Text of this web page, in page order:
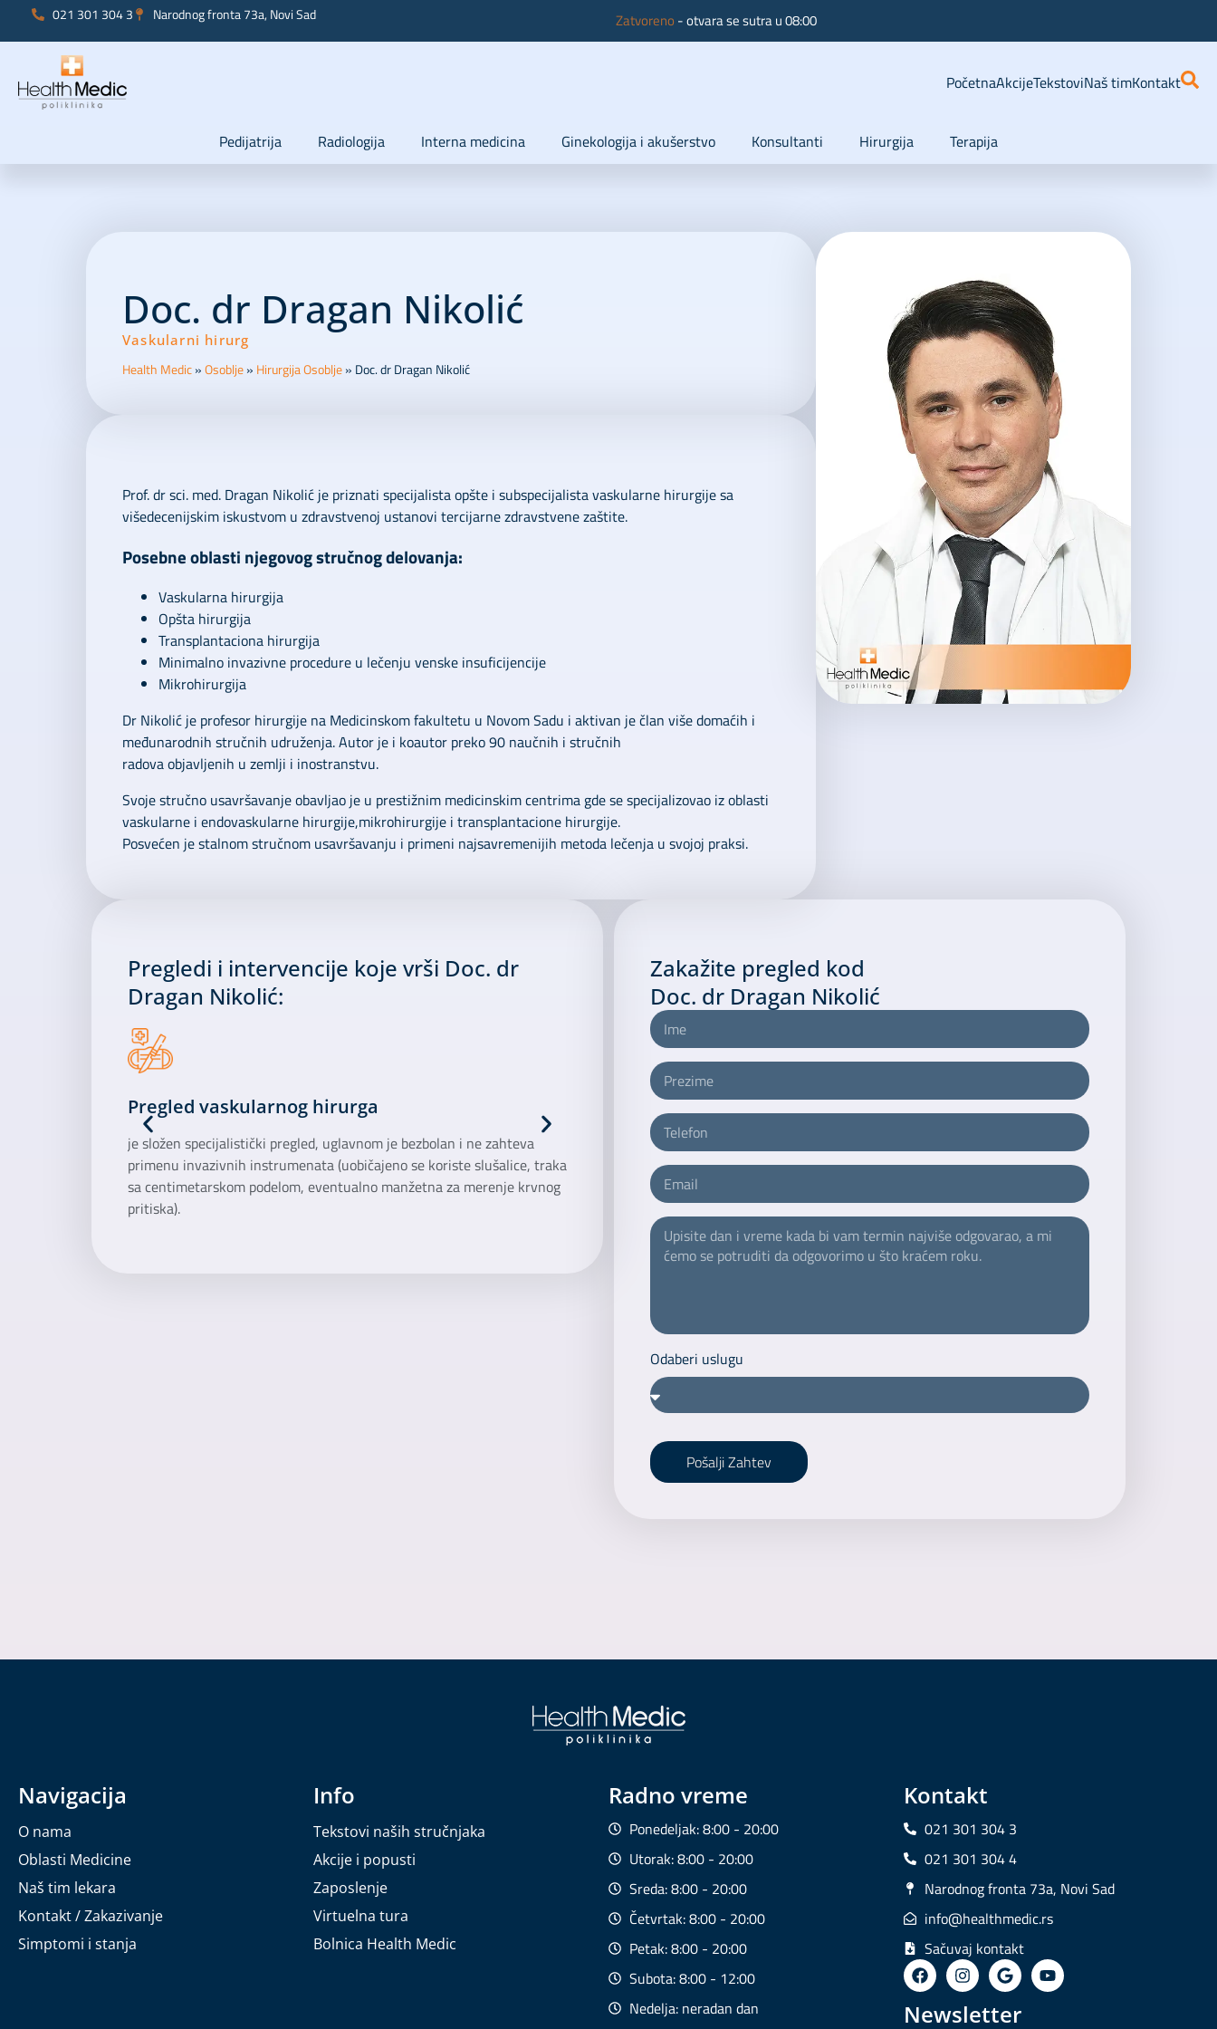
021 301 304 3 Narodnog fronta 73a, Novi Sad Zatvoreno- otvara se sutra u 08:00
PočetnaAkcijeTekstoviNaš timKontakt
Pedijatrija Radiologija Interna medicina Ginekologija i akušerstvo Konsultanti Hirurgija Terapija
Doc. dr Dragan Nikolić
Vaskularni hirurg
Health Medic » Osoblje » Hirurgija Osoblje » Doc. dr Dragan Nikolić
Prof. dr sci. med. Dragan Nikolić je priznati specijalista opšte i subspecijalista vaskularne hirurgije sa
višedecenijskim iskustvom u zdravstvenoj ustanovi tercijarne zdravstvene zaštite.
Posebne oblasti njegovog stručnog delovanja:
Vaskularna hirurgija
Opšta hirurgija
Transplantaciona hirurgija
Minimalno invazivne procedure u lečenju venske insuficijencije
Mikrohirurgija
Dr Nikolić je profesor hirurgije na Medicinskom fakultetu u Novom Sadu i aktivan je član više domaćih i
međunarodnih stručnih udruženja. Autor je i koautor preko 90 naučnih i stručnih
radova objavljenih u zemlji i inostranstvu.
Svoje stručno usavršavanje obavljao je u prestižnim medicinskim centrima gde se specijalizovao iz oblasti
vaskularne i endovaskularne hirurgije,mikrohirurgije i transplantacione hirurgije.
Posvećen je stalnom stručnom usavršavanju i primeni najsavremenijih metoda lečenja u svojoj praksi.
Pregledi i intervencije koje vrši Doc. dr
Dragan Nikolić:
Pregled vaskularnog hirurga
je složen specijalistički pregled, uglavnom je bezbolan i ne zahteva
primenu invazivnih instrumenata (uobičajeno se koriste slušalice, traka
sa centimetarskom podelom, eventualno manžetna za merenje krvnog
pritiska).
Zakažite pregled kod
Doc. dr Dragan Nikolić
Odaberi uslugu
Pošalji Zahtev
Navigacija
O nama
Oblasti Medicine
Naš tim lekara
Kontakt / Zakazivanje
Simptomi i stanja
Info
Tekstovi naših stručnjaka
Akcije i popusti
Zaposlenje
Virtuelna tura
Bolnica Health Medic
Radno vreme
Ponedeljak: 8:00 - 20:00
Utorak: 8:00 - 20:00
Sreda: 8:00 - 20:00
Četvrtak: 8:00 - 20:00
Petak: 8:00 - 20:00
Subota: 8:00 - 12:00
Nedelja: neradan dan
Kontakt
021 301 304 3
021 301 304 4
Narodnog fronta 73a, Novi Sad
info@healthmedic.rs
Sačuvaj kontakt
Newsletter